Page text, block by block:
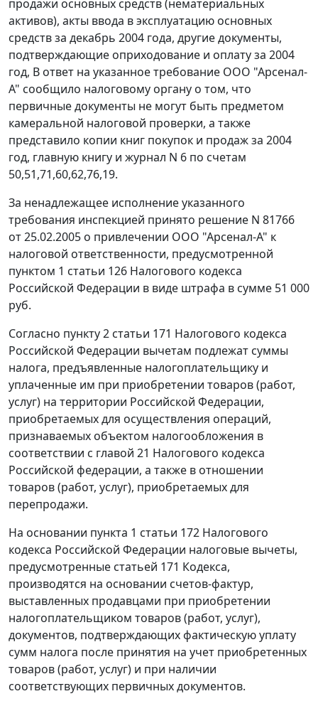
продажи основных средств (нематериальных
активов), акты ввода в эксплуатацию основных
средств за декабрь 2004 года, другие документы,
подтверждающие оприходование и оплату за 2004
год, В ответ на указанное требование ООО "Арсенал-
А" сообщило налоговому органу о том, что
первичные документы не могут быть предметом
камеральной налоговой проверки, а также
представило копии книг покупок и продаж за 2004
год, главную книгу и журнал N 6 по счетам
50,51,71,60,62,76,19.
За ненадлежащее исполнение указанного
требования инспекцией принято решение N 81766
от 25.02.2005 о привлечении ООО "Арсенал-А" к
налоговой ответственности, предусмотренной
пунктом 1 статьи 126 Налогового кодекса
Российской Федерации в виде штрафа в сумме 51 000
руб.
Согласно пункту 2 статьи 171 Налогового кодекса
Российской Федерации вычетам подлежат суммы
налога, предъявленные налогоплательщику и
уплаченные им при приобретении товаров (работ,
услуг) на территории Российской Федерации,
приобретаемых для осуществления операций,
признаваемых объектом налогообложения в
соответствии с главой 21 Налогового кодекса
Российской федерации, а также в отношении
товаров (работ, услуг), приобретаемых для
перепродажи.
На основании пункта 1 статьи 172 Налогового
кодекса Российской Федерации налоговые вычеты,
предусмотренные статьей 171 Кодекса,
производятся на основании счетов-фактур,
выставленных продавцами при приобретении
налогоплательщиком товаров (работ, услуг),
документов, подтверждающих фактическую уплату
сумм налога после принятия на учет приобретенных
товаров (работ, услуг) и при наличии
соответствующих первичных документов.